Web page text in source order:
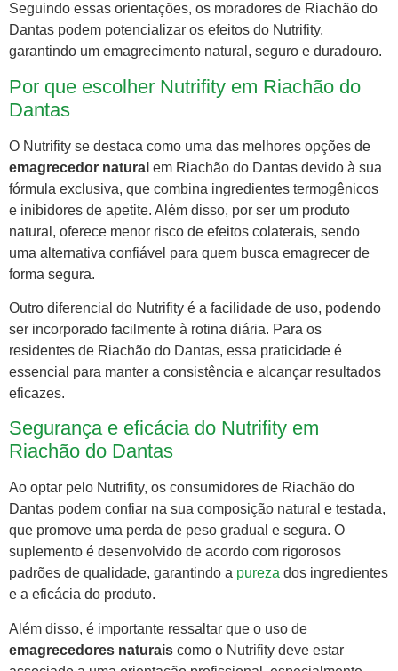
Seguindo essas orientações, os moradores de Riachão do
Dantas podem potencializar os efeitos do Nutrifity,
garantindo um emagrecimento natural, seguro e duradouro.
Por que escolher Nutrifity em Riachão do
Dantas
O Nutrifity se destaca como uma das melhores opções de
emagrecedor natural em Riachão do Dantas devido à sua
fórmula exclusiva, que combina ingredientes termogênicos
e inibidores de apetite. Além disso, por ser um produto
natural, oferece menor risco de efeitos colaterais, sendo
uma alternativa confiável para quem busca emagrecer de
forma segura.
Outro diferencial do Nutrifity é a facilidade de uso, podendo
ser incorporado facilmente à rotina diária. Para os
residentes de Riachão do Dantas, essa praticidade é
essencial para manter a consistência e alcançar resultados
eficazes.
Segurança e eficácia do Nutrifity em
Riachão do Dantas
Ao optar pelo Nutrifity, os consumidores de Riachão do
Dantas podem confiar na sua composição natural e testada,
que promove uma perda de peso gradual e segura. O
suplemento é desenvolvido de acordo com rigorosos
padrões de qualidade, garantindo a pureza dos ingredientes
e a eficácia do produto.
Além disso, é importante ressaltar que o uso de
emagrecedores naturais como o Nutrifity deve estar